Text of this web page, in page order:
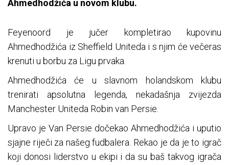
Ahmedhodžića u novom klubu.
Feyenoord je jučer kompletirao kupovinu
Ahmedhodžića iz Sheffield Uniteda i s njim će večeras
krenuti u borbu za Ligu prvaka.
Ahmedhodžića će u slavnom holandskom klubu
trenirati apsolutna legenda, nekadašnja zvijezda
Manchester Uniteda Robin van Persie.
Upravo je Van Persie dočekao Ahmedhodžića i uputio
sjajne riječi za našeg fudbalera. Rekao je da je to igrač
koji donosi liderstvo u ekipi i da su baš takvog igrača